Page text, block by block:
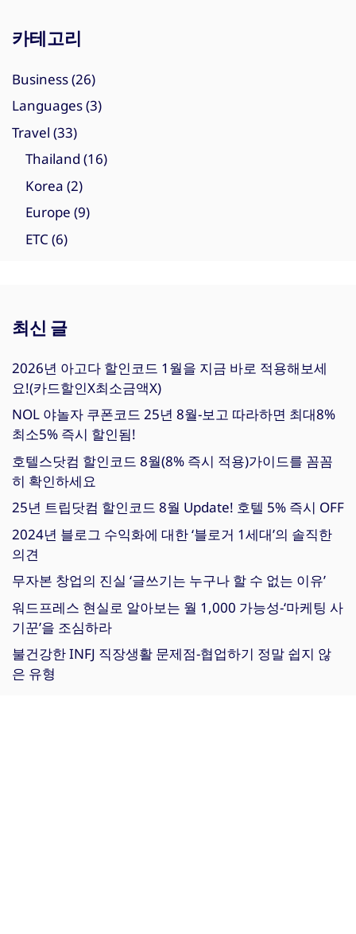
카테고리
Business(26)
Languages(3)
Travel (33)
Thailand (16)
Korea (2)
Europe (9)
ETC (6)
최신 글
2026년 아고다 할인코드 1월을 지금 바로 적용해보세
요!(카드할인X최소금액X)
NOL 야놀자 쿠폰코드 25년 8월-보고 따라하면 최대8%
최소5% 즉시 할인됨!
호텔스닷컴 할인코드 8월(8% 즉시 적용)가이드를 꼼꼼
히 확인하세요
25년 트립닷컴 할인코드 8월 Update! 호텔 5% 즉시 OFF
2024년 블로그 수익화에 대한 ‘블로거 1세대’의 솔직한
의견
무자본 창업의 진실 ‘글쓰기는 누구나 할 수 없는 이유’
워드프레스 현실로 알아보는 월 1,000 가능성-‘마케팅 사
기꾼’을 조심하라
불건강한 INFJ 직장생활 문제점-협업하기 정말 쉽지 않
은 유형